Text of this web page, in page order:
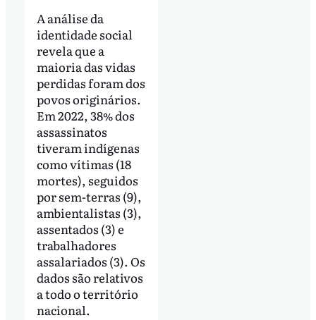
A análise da
identidade social
revela que a
maioria das vidas
perdidas foram dos
povos originários.
Em 2022, 38% dos
assassinatos
tiveram indígenas
como vítimas (18
mortes), seguidos
por sem-terras (9),
ambientalistas (3),
assentados (3) e
trabalhadores
assalariados (3). Os
dados são relativos
a todo o território
nacional.